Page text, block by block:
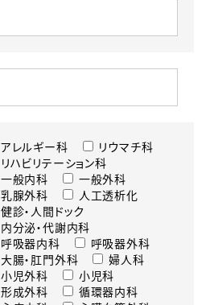
アレルギー科
リウマチ科
リハビリテーション科
一般内科
一般外科
乳腺外科
人工透析化
健診・人間ドック
内分泌・代謝内科
呼吸器内科
呼吸器外科
大腸・肛門外科
婦人科
小児外科
小児科
形成外科
循環器内科